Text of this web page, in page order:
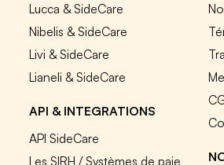
Lucca & SideCare
Nibelis & SideCare
Livi & SideCare
Lianeli & SideCare
API & INTEGRATIONS
API SideCare
Les SIRH / Systèmes de paie